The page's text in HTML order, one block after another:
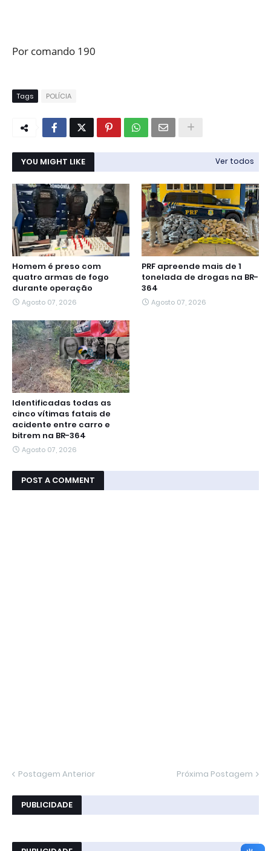
Por comando 190
Tags POLÍCIA
YOU MIGHT LIKE Ver todos
Homem é preso com
quatro armas de fogo
durante operação
Agosto 07, 2026
PRF apreende mais de 1
tonelada de drogas na BR-
364
Agosto 07, 2026
Identificadas todas as
cinco vítimas fatais de
acidente entre carro e
bitrem na BR-364
Agosto 07, 2026
POST A COMMENT
Postagem Anterior Próxima Postagem
PUBLICIDADE